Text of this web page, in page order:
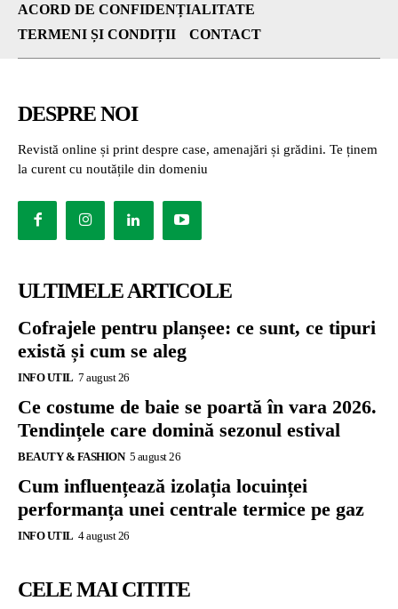
ACORD DE CONFIDENȚIALITATE
TERMENI ȘI CONDIȚII
CONTACT
DESPRE NOI
Revistă online și print despre case, amenajări și grădini. Te ținem
la curent cu noutățile din domeniu
ULTIMELE ARTICOLE
Cofrajele pentru planșee: ce sunt, ce tipuri
există și cum se aleg
INFO UTIL 7 august 26
Ce costume de baie se poartă în vara 2026.
Tendințele care domină sezonul estival
BEAUTY & FASHION 5 august 26
Cum influențează izolația locuinței
performanța unei centrale termice pe gaz
INFO UTIL 4 august 26
CELE MAI CITITE